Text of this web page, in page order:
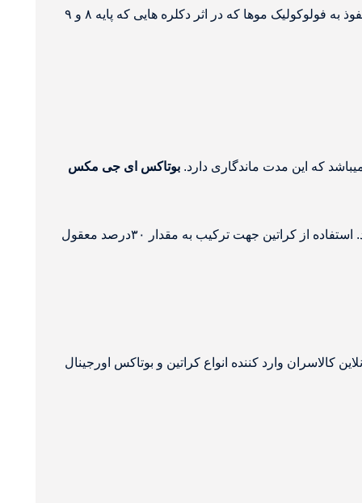
باعث ایجاد صافی کاملا طبیعی و ایجاد آبرسانی قوی در موها میشود. همچنین با نفوذ به فولوکولیک موها که در اثر دکلره هایی که پایه ۸ و ۹
بوتاکس ای جی مکس
این محصول به گونه ای ساخته شده که میتوانید از کراتین به آن ترکیب کرده و صافی بالاتری نیز داشته باشید که این امر را کرابوتاکس مینامند. استفاده از کراتین جهت ترکیب به مقدار ۳۰درصد معقول
کالاسران وارد کننده انواع کراتین و بوتاکس اورجینال